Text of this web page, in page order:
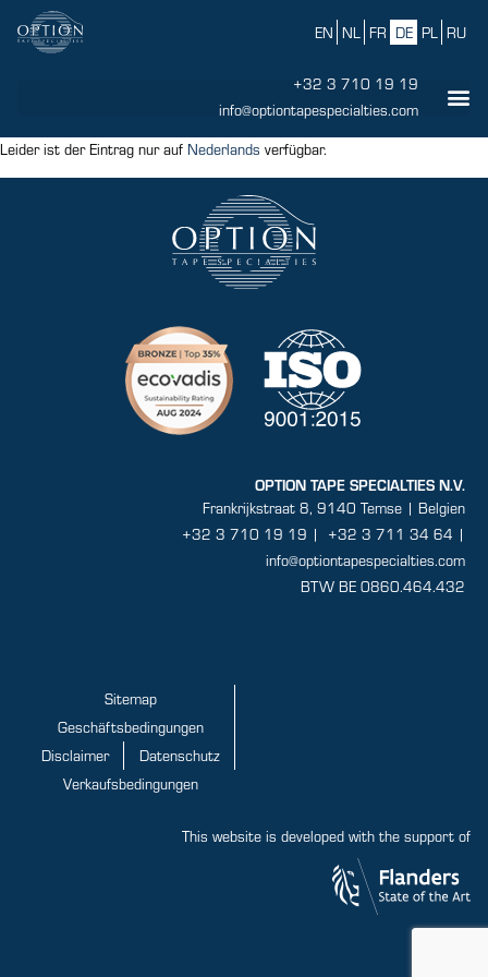
EN NL FR DE PL RU
+32 3 710 19 19
info@optiontapespecialties.com
Leider ist der Eintrag nur auf Nederlands verfügbar.
OPTION TAPE SPECIALTIES N.V.
Frankrijkstraat 8, 9140 Temse | Belgien
+32 3 710 19 19 |
+32 3 711 34 64 |
info@optiontapespecialties.com
BTW BE 0860.464.432
Sitemap
Geschäftsbedingungen
Disclaimer
Datenschutz
Verkaufsbedingungen
This website is developed with the support of